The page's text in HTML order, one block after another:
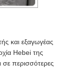
και εξαγωγέας
Hebei της
περισσότερες